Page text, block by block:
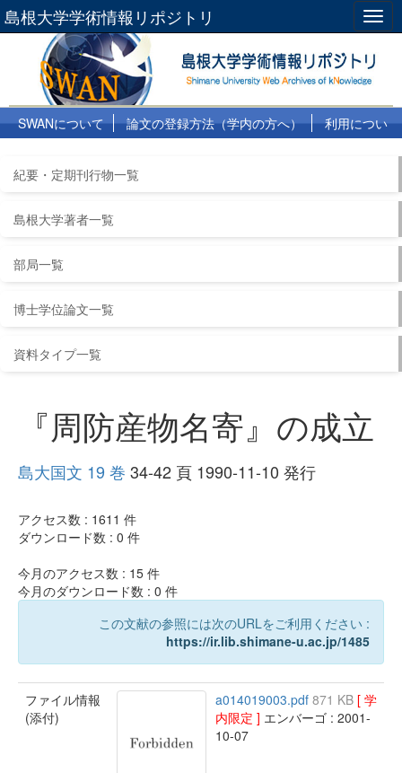
島根大学学術情報リポジトリ
SWANについて 論文の登録方法（学内の方へ）
利用につい
紀要・定期刊行物一覧
島根大学著者一覧
部局一覧
博士学位論文一覧
資料タイプ一覧
『周防産物名寄』の成立
島大国文 19 巻 34-42 頁 1990-11-10 発行
アクセス数 : 1611 件
ダウンロード数 : 0 件
今月のアクセス数 : 15 件
今月のダウンロード数 : 0 件
この文献の参照には次のURLをご利用ください :
https://ir.lib.shimane-u.ac.jp/1485
ファイル情報
(添付)
a014019003.pdf 871 KB [ 学
内限定 ] エンバーゴ : 2001-
10-07